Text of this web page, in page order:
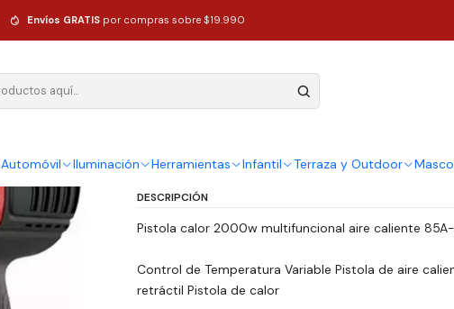
Automóvil Iluminación Herramientas Infantil Terraza y Outdoor
Envíos GRATIS por compras sobre $19.990
| Pistola Calor
Aire Caliente 85a-1
Cantidad
Agregar al Carro
DESCRIPCIÓN
Pistola calor 2000w multifuncional aire caliente 85A-
Control de Temperatura Variable Pistola de aire
retráctil Pistola de calor